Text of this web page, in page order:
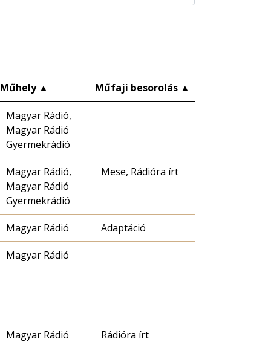
Műhely ▲ Műfaji besorolás ▲
Magyar Rádió,
Magyar Rádió
Gyermekrádió
Magyar Rádió,
Magyar Rádió
Gyermekrádió
Mese, Rádióra írt
Magyar Rádió Adaptáció
Magyar Rádió
Magyar Rádió Rádióra írt